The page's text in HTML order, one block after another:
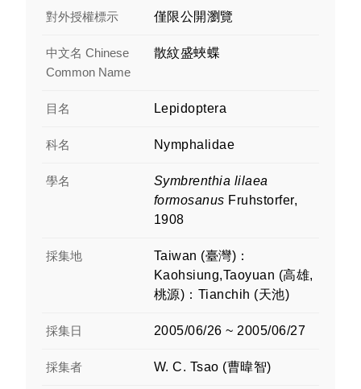
對外授權標示 僅限公開瀏覽
中文名 Chinese
Common Name
散紋盛蛺蝶
目名 Lepidoptera
科名 Nymphalidae
學名
Symbrenthia lilaea
formosanus Fruhstorfer,
1908
採集地
Taiwan (臺灣)：
Kaohsiung,Taoyuan (高雄,
桃源)：Tianchih (天池)
採集日 2005/06/26 ~ 2005/06/27
採集者 W. C. Tsao (曹暐智)